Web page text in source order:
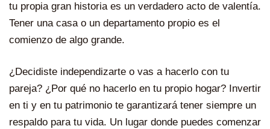
tu propia gran historia es un verdadero acto de valentía.
Tener una casa o un departamento propio es el
comienzo de algo grande.
¿Decidiste independizarte o vas a hacerlo con tu
pareja? ¿Por qué no hacerlo en tu propio hogar? Invertir
en ti y en tu patrimonio te garantizará tener siempre un
respaldo para tu vida. Un lugar donde puedes comenzar